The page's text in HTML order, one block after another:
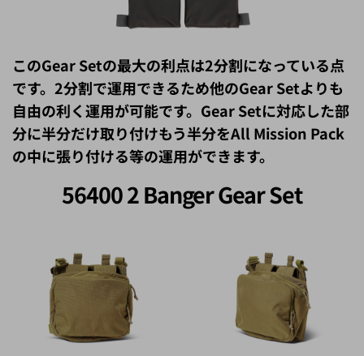
です。2分割で運用できるため他のGear Setよりも
自由の利く運用が可能です。Gear Setに対応した部
分に半分だけ取り付けもう半分をAll Mission Pack
の中に張り付ける等の運用ができます。
56400 2 Banger Gear Set